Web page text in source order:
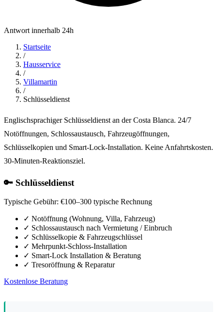
Antwort innerhalb 24h
Startseite
/
Hausservice
/
Villamartin
/
Schlüsseldienst
Englischsprachiger Schlüsseldienst an der Costa Blanca. 24/7
Notöffnungen, Schlossaustausch, Fahrzeugöffnungen,
Schlüsselkopien und Smart-Lock-Installation. Keine Anfahrtskosten.
30-Minuten-Reaktionsziel.
🔑 Schlüsseldienst
Typische Gebühr: €100–300 typische Rechnung
✓ Notöffnung (Wohnung, Villa, Fahrzeug)
✓ Schlossaustausch nach Vermietung / Einbruch
✓ Schlüsselkopie & Fahrzeugschlüssel
✓ Mehrpunkt-Schloss-Installation
✓ Smart-Lock Installation & Beratung
✓ Tresoröffnung & Reparatur
Kostenlose Beratung